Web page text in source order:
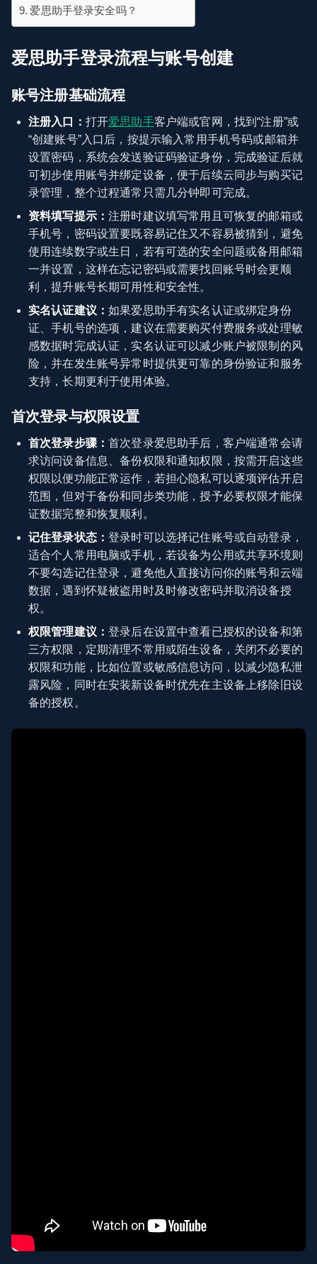
爱思助手登录安全吗？
爱思助手登录流程与账号创建
账号注册基础流程
注册入口： 打开爱思助手客户端或官网，找到“注册”或
“创建账号”入口后，按提示输入常用手机号码或邮箱并
设置密码，系统会发送验证码验证身份，完成验证后就
可初步使用账号并绑定设备，便于后续云同步与购买记
录管理，整个过程通常只需几分钟即可完成。
资料填写提示：注册时建议填写常用且可恢复的邮箱或
手机号，密码设置要既容易记住又不容易被猜到，避免
使用连续数字或生日，若有可选的安全问题或备用邮箱
一并设置，这样在忘记密码或需要找回账号时会更顺
利，提升账号长期可用性和安全性。
实名认证建议：如果爱思助手有实名认证或绑定身份
证、手机号的选项，建议在需要购买付费服务或处理敏
感数据时完成认证，实名认证可以减少账户被限制的风
险，并在发生账号异常时提供更可靠的身份验证和服务
支持，长期更利于使用体验。
首次登录与权限设置
首次登录步骤：首次登录爱思助手后，客户端通常会请
求访问设备信息、备份权限和通知权限，按需开启这些
权限以便功能正常运作，若担心隐私可以逐项评估开启
范围，但对于备份和同步类功能，授予必要权限才能保
证数据完整和恢复顺利。
记住登录状态：登录时可以选择记住账号或自动登录，
适合个人常用电脑或手机，若设备为公用或共享环境则
不要勾选记住登录，避免他人直接访问你的账号和云端
数据，遇到怀疑被盗用时及时修改密码并取消设备授
权。
权限管理建议：登录后在设置中查看已授权的设备和第
三方权限，定期清理不常用或陌生设备，关闭不必要的
权限和功能，比如位置或敏感信息访问，以减少隐私泄
露风险，同时在安装新设备时优先在主设备上移除旧设
备的授权。